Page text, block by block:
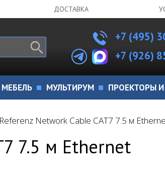
ДОСТАВКА
+7 (495)
+7 (926)
МЕБЕЛЬ МУЛЬТИРУМ ПРОЕКТОРЫ
Network Cable CAT7 7.5 м
7.5 м Ethernet